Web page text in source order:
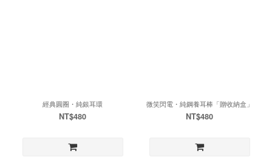
經典圓圈・純銀耳環
NT$480
微笑閃電・純鋼養耳棒「贈收納盒」
NT$480